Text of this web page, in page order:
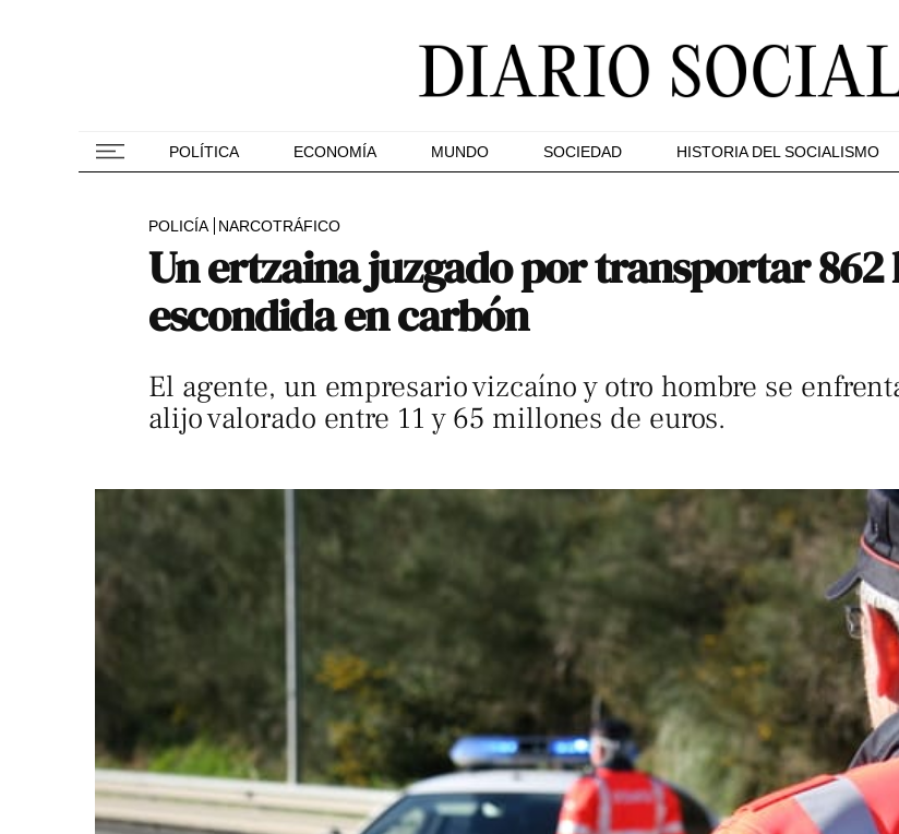
POLÍTICA ECONOMÍA MUNDO SOCIEDAD HISTORIA DEL SOCIALISMO
POLICÍA NARCOTRÁFICO
Un ertzaina juzgado por transportar 862
escondida en carbón
El agente, un empresario vizcaíno y otro hombre se
alijo valorado entre 11 y 65 millones de euros.